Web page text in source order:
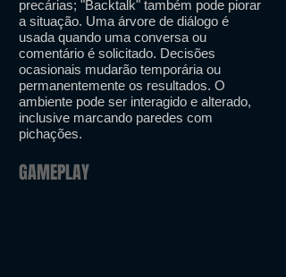
precárias; "Backtalk" também pode piorar
a situação. Uma árvore de diálogo é
usada quando uma conversa ou
comentário é solicitado. Decisões
ocasionais mudarão temporária ou
permanentemente os resultados. O
ambiente pode ser interagido e alterado,
inclusive marcando paredes com
pichações.
GAMEPLAY